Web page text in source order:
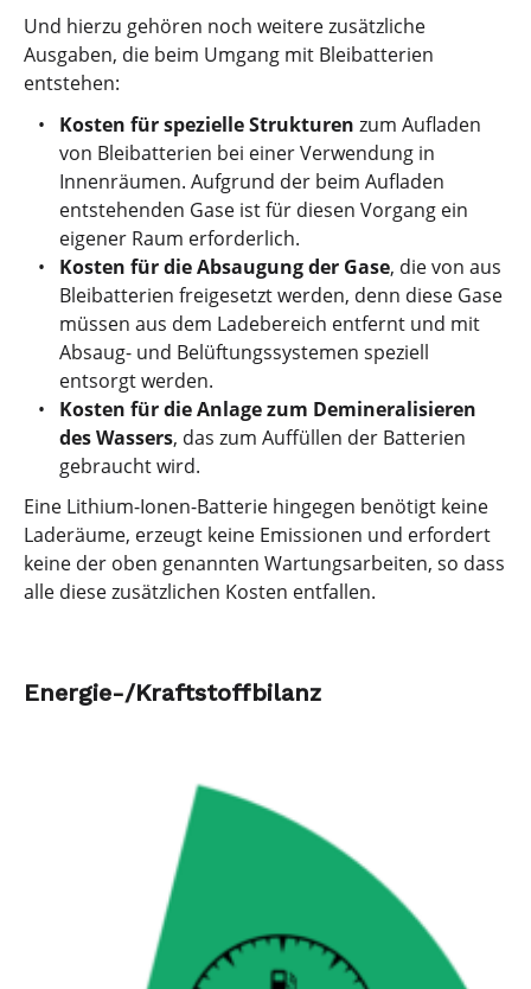
Und hierzu gehören noch weitere zusätzliche
Ausgaben, die beim Umgang mit Bleibatterien
entstehen:
Kosten für spezielle Strukturen zum Aufladen
von Bleibatterien bei einer Verwendung in
Innenräumen. Aufgrund der beim Aufladen
entstehenden Gase ist für diesen Vorgang ein
eigener Raum erforderlich.
Kosten für die Absaugung der Gase, die von aus
Bleibatterien freigesetzt werden, denn diese Gase
müssen aus dem Ladebereich entfernt und mit
Absaug- und Belüftungssystemen speziell
entsorgt werden.
Kosten für die Anlage zum Demineralisieren
des Wassers, das zum Auffüllen der Batterien
gebraucht wird.
Eine Lithium-Ionen-Batterie hingegen benötigt keine
Laderäume, erzeugt keine Emissionen und erfordert
keine der oben genannten Wartungsarbeiten, so dass
alle diese zusätzlichen Kosten entfallen.
Energie-/Kraftstoffbilanz